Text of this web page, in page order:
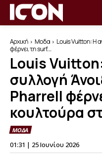
Αρχική Μοδα
Louis Vuitton: Η
φέρνει τη surf...
Louis
συλλογή
Pharrell
κουλτούρα
ΜΟΔΑ
01:31 | 25 Ιουνίου 2026